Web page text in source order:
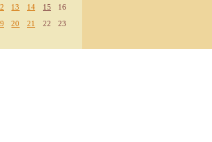
13 14 15
16
20 21 22
23